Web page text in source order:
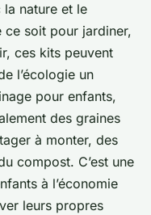
la nature et le
ce soit pour jardiner,
ces kits peuvent
l’écologie un
pour enfants,
des graines
à monter, des
compost. C’est une
à l’économie
leurs propres